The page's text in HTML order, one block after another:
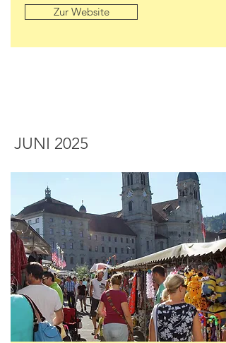
Zur Website
JUNI 2025